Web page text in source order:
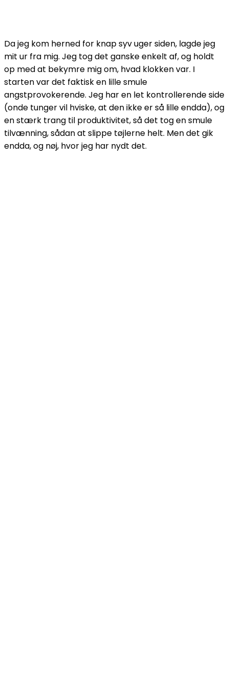
Da jeg kom herned for knap syv uger siden, lagde jeg
mit ur fra mig. Jeg tog det ganske enkelt af, og holdt
op med at bekymre mig om, hvad klokken var. I
starten var det faktisk en lille smule
angstprovokerende. Jeg har en let kontrollerende side
(onde tunger vil hviske, at den ikke er så lille endda), og
en stærk trang til produktivitet, så det tog en smule
tilvænning, sådan at slippe tøjlerne helt. Men det gik
endda, og nøj, hvor jeg har nydt det.